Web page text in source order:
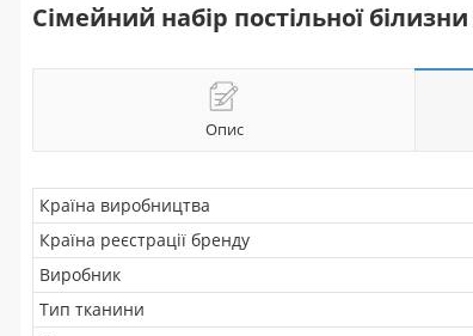
Сімейний набір постільної
Опис
Країна виробництва
Країна реєстрації бренду
Виробник
Тип тканини